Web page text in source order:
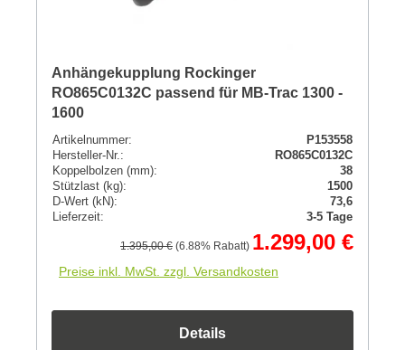
Anhängekupplung Rockinger
RO865C0132C passend für MB-Trac 1300 -
1600
Artikelnummer:
P153558
Hersteller-Nr.:
RO865C0132C
Koppelbolzen (mm):
38
Stützlast (kg):
1500
D-Wert (kN):
73,6
Lieferzeit:
3-5 Tage
1.395,00 € (6.88% Rabatt) 1.299,00 €
Preise inkl. MwSt. zzgl. Versandkosten
Details